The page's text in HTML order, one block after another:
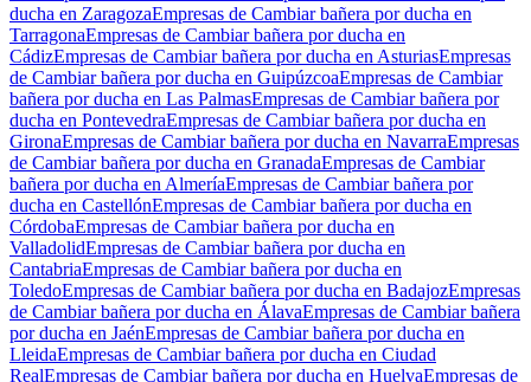
ducha en ZaragozaEmpresas de Cambiar bañera por ducha en
TarragonaEmpresas de Cambiar bañera por ducha en
CádizEmpresas de Cambiar bañera por ducha en AsturiasEmpresas
de Cambiar bañera por ducha en GuipúzcoaEmpresas de Cambiar
bañera por ducha en Las PalmasEmpresas de Cambiar bañera por
ducha en PontevedraEmpresas de Cambiar bañera por ducha en
GironaEmpresas de Cambiar bañera por ducha en NavarraEmpresas
de Cambiar bañera por ducha en GranadaEmpresas de Cambiar
bañera por ducha en AlmeríaEmpresas de Cambiar bañera por
ducha en CastellónEmpresas de Cambiar bañera por ducha en
CórdobaEmpresas de Cambiar bañera por ducha en
ValladolidEmpresas de Cambiar bañera por ducha en
CantabriaEmpresas de Cambiar bañera por ducha en
ToledoEmpresas de Cambiar bañera por ducha en BadajozEmpresas
de Cambiar bañera por ducha en ÁlavaEmpresas de Cambiar bañera
por ducha en JaénEmpresas de Cambiar bañera por ducha en
LleidaEmpresas de Cambiar bañera por ducha en Ciudad
RealEmpresas de Cambiar bañera por ducha en HuelvaEmpresas de